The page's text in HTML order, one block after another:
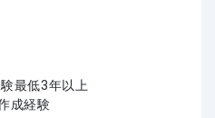
最低3年以上
成経験